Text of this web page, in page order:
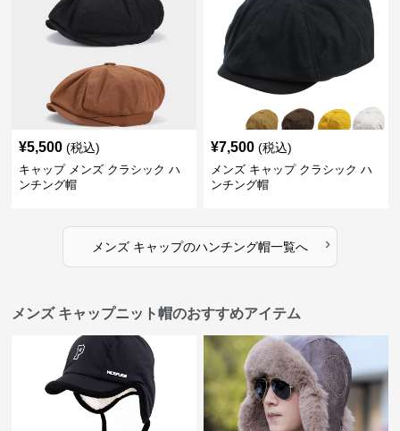
¥5,500 (税込)
キャップ メンズ クラシック ハ
ンチング帽
¥7,500 (税込)
メンズ キャップ クラシック ハ
ンチング帽
メンズ キャップのハンチング帽一覧へ ›
メンズ キャップニット帽のおすすめアイテム